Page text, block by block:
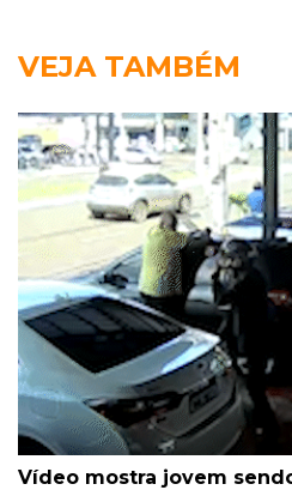
VEJA TAMBÉM
Vídeo mostra jovem